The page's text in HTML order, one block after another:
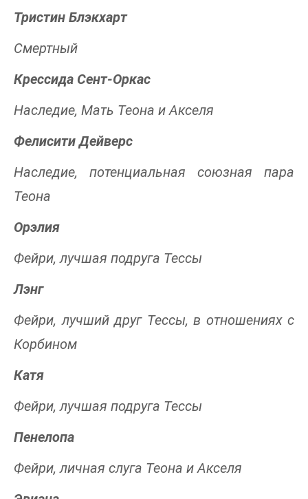
Тристин Блэкхарт
Смертный
Крессида Сент-Оркас
Наследие, Мать Теона и Акселя
Фелисити Дейверс
Наследие, потенциальная союзная пара
Теона
Орэлия
Фейри, лучшая подруга Тессы
Лэнг
Фейри, лучший друг Тессы, в отношениях с
Корбином
Катя
Фейри, лучшая подруга Тессы
Пенелопа
Фейри, личная слуга Теона и Акселя